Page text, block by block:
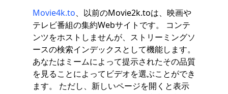
Movie4k.to、以前のMovie2k.toは、映画や
テレビ番組の集約Webサイトです。 コンテ
ンツをホストしませんが、ストリーミングソ
ースの検索インデックスとして機能します。
あなたはミームによって提示されたその品質
を見ることによってビデオを選ぶことができ
ます。 ただし、新しいページを開くと表示